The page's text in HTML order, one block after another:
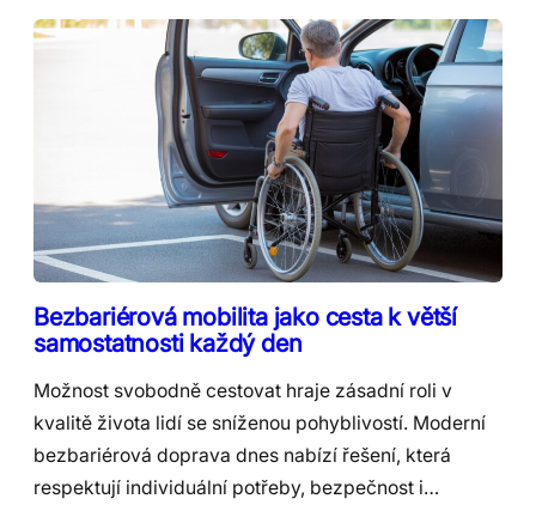
Bezbariérová mobilita jako cesta k větší
samostatnosti každý den
Možnost svobodně cestovat hraje zásadní roli v
kvalitě života lidí se sníženou pohyblivostí. Moderní
bezbariérová doprava dnes nabízí řešení, která
respektují individuální potřeby, bezpečnost i…